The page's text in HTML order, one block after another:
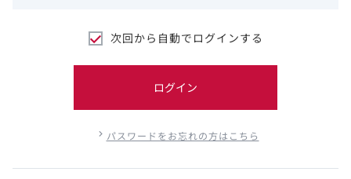
次回から自動でログインする
ログイン
パスワードをお忘れの方はこちら